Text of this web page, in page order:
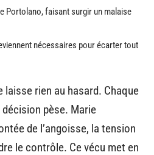
Portolano, faisant surgir un malaise
nécessaires pour écarter tout
laisse rien au hasard. Chaque
pèse. Marie
de l’angoisse, la tension
le contrôle. Ce vécu met en